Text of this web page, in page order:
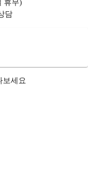
휴무)
담
보세요